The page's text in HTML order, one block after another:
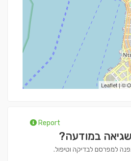
Leaflet| ©
Report
במודעה?
נפנה למפרסם לבדיקה וטיפול.